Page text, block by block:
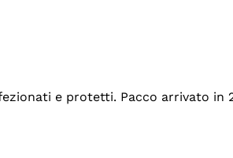
e protetti. Pacco arrivato in